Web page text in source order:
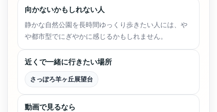
向かないかもしれない人
静かな自然公園を長時間ゆっくり歩きたい人には、や
や都市型でにぎやかに感じるかもしれません。
近くで一緒に行きたい場所
さっぽろ羊ヶ丘展望台
動画で見るなら